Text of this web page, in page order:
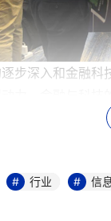
步深入和金融
和成长性的金融
大。 长亭科技
行业 信